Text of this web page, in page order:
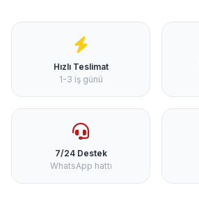
Hızlı Teslimat
1-3 iş günü
7/24 Destek
WhatsApp hattı